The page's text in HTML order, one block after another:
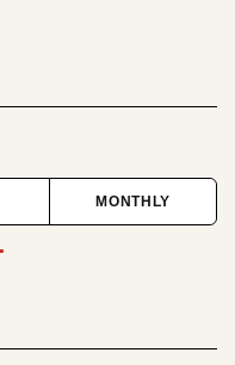
MONTHLY